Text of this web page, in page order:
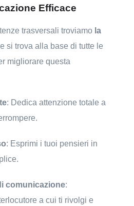
Efficace
trasversali troviamo la
si trova alla base di tutte le
migliorare questa
: Dedica attenzione totale a
: Esprimi i tuoi pensieri in
comunicazione:
a cui ti rivolgi e